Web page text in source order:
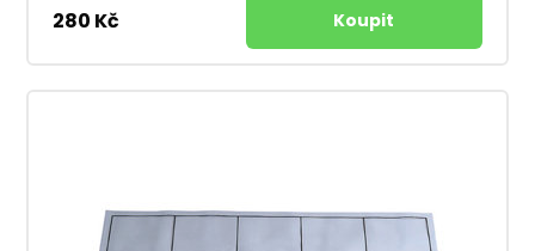
280 Kč